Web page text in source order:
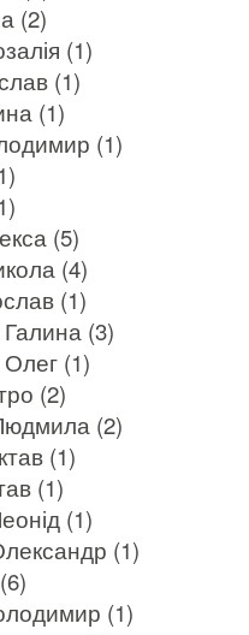
(2)
(1)
(1)
(1)
(1)
(5)
(4)
(1)
(3)
(1)
(2)
(2)
(1)
(1)
(1)
(1)
(1)